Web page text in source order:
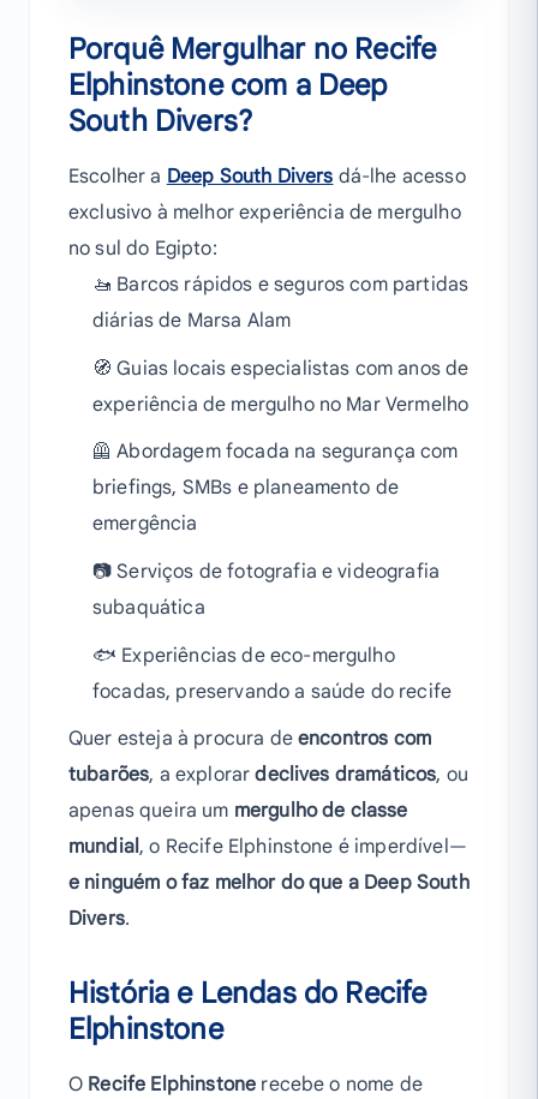
Porquê Mergulhar no Recife
Elphinstone com a Deep
South Divers?
Escolher a Deep South Divers dá-lhe acesso
exclusivo à melhor experiência de mergulho
no sul do Egipto:
🚤 Barcos rápidos e seguros com partidas
diárias de Marsa Alam
🧭 Guias locais especialistas com anos de
experiência de mergulho no Mar Vermelho
🦺 Abordagem focada na segurança com
briefings, SMBs e planeamento de
emergência
📷 Serviços de fotografia e videografia
subaquática
🐟 Experiências de eco-mergulho
focadas, preservando a saúde do recife
Quer esteja à procura de encontros com
tubarões, a explorardeclives dramáticos, ou
apenas queira um mergulho de classe
mundial, o Recife Elphinstone é imperdível—
e ninguém o faz melhor do que a Deep South
Divers.
História e Lendas do Recife
Elphinstone
O Recife Elphinstone recebe o nome de